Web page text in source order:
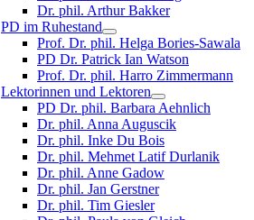
Dr. phil. Arthur Bakker
PD im Ruhestand
Prof. Dr. phil. Helga Bories-Sawala
PD Dr. Patrick Ian Watson
Prof. Dr. phil. Harro Zimmermann
Lektorinnen und Lektoren
PD Dr. phil. Barbara Aehnlich
Dr. phil. Anna Auguscik
Dr. phil. Inke Du Bois
Dr. phil. Mehmet Latif Durlanik
Dr. phil. Anne Gadow
Dr. phil. Jan Gerstner
Dr. phil. Tim Giesler